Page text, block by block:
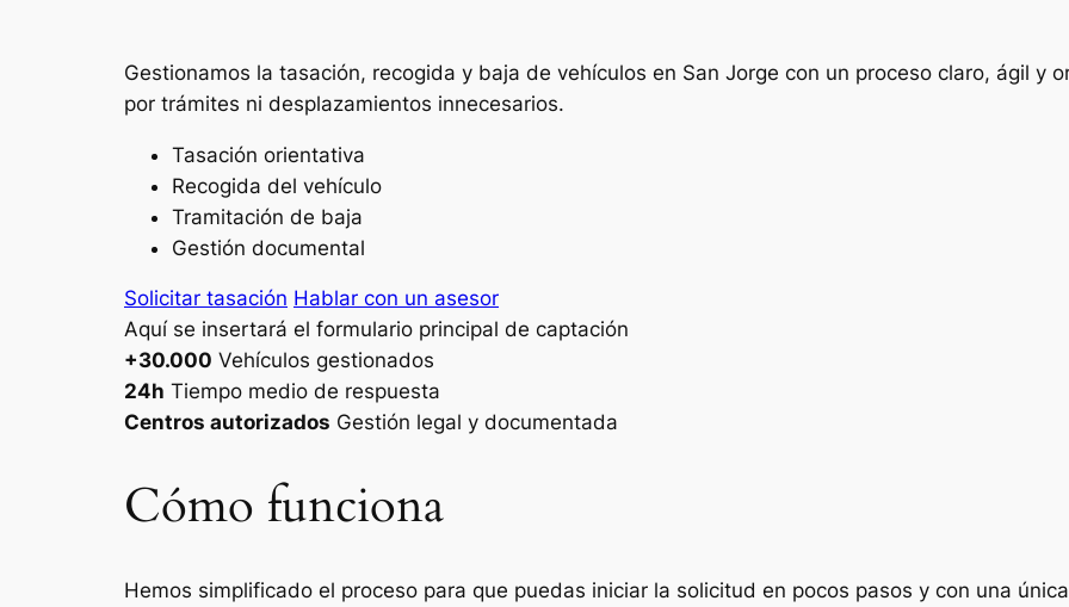
Gestionamos la tasación, recogida y baja de vehículos en San Jorge con un proceso claro, ágil y
por trámites ni desplazamientos innecesarios.
Tasación orientativa
Recogida del vehículo
Tramitación de baja
Gestión documental
Solicitar tasación Hablar con un asesor
Aquí se insertará el formulario principal de captación
+30.000 Vehículos gestionados
24h Tiempo medio de respuesta
Centros autorizados Gestión legal y documentada
Cómo funciona
Hemos simplificado el proceso para que puedas iniciar la solicitud en pocos pasos y con una